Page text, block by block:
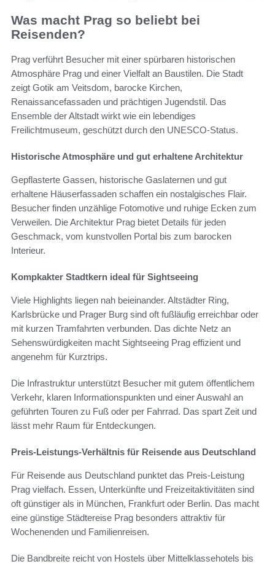
Was macht Prag so beliebt bei
Reisenden?
Prag verführt Besucher mit einer spürbaren historischen
Atmosphäre Prag und einer Vielfalt an Baustilen. Die Stadt
zeigt Gotik am Veitsdom, barocke Kirchen,
Renaissancefassaden und prächtigen Jugendstil. Das
Ensemble der Altstadt wirkt wie ein lebendiges
Freilichtmuseum, geschützt durch den UNESCO-Status.
Historische Atmosphäre und gut erhaltene Architektur
Gepflasterte Gassen, historische Gaslaternen und gut
erhaltene Häuserfassaden schaffen ein nostalgisches Flair.
Besucher finden unzählige Fotomotive und ruhige Ecken zum
Verweilen. Die Architektur Prag bietet Details für jeden
Geschmack, vom kunstvollen Portal bis zum barocken
Interieur.
Kompkakter Stadtkern ideal für Sightseeing
Viele Highlights liegen nah beieinander. Altstädter Ring,
Karlsbrücke und Prager Burg sind oft fußläufig erreichbar oder
mit kurzen Tramfahrten verbunden. Das dichte Netz an
Sehenswürdigkeiten macht Sightseeing Prag effizient und
angenehm für Kurztrips.
Die Infrastruktur unterstützt Besucher mit gutem öffentlichem
Verkehr, klaren Informationspunkten und einer Auswahl an
geführten Touren zu Fuß oder per Fahrrad. Das spart Zeit und
lässt mehr Raum für Entdeckungen.
Preis-Leistungs-Verhältnis für Reisende aus Deutschland
Für Reisende aus Deutschland punktet das Preis-Leistung
Prag vielfach. Essen, Unterkünfte und Freizeitaktivitäten sind
oft günstiger als in München, Frankfurt oder Berlin. Das macht
eine günstige Städtereise Prag besonders attraktiv für
Wochenenden und Familienreisen.
Die Bandbreite reicht von Hostels über Mittelklassehotels bis